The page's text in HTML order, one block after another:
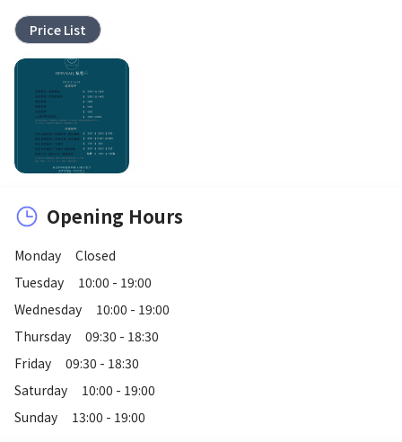
Price List
Opening Hours
Monday
Closed
Tuesday
10:00 - 19:00
Wednesday
10:00 - 19:00
Thursday
09:30 - 18:30
Friday
09:30 - 18:30
Saturday
10:00 - 19:00
Sunday
13:00 - 19:00